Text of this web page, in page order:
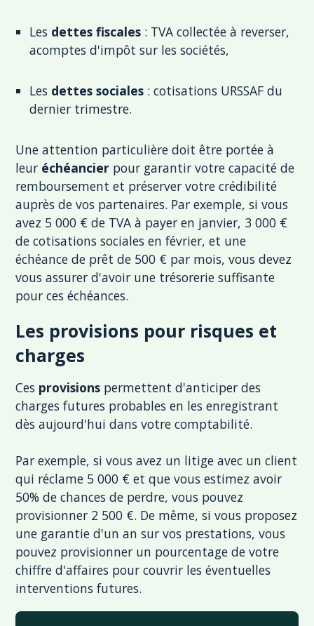
Les dettes fiscales : TVA collectée à reverser,
acomptes d'impôt sur les sociétés,
Les dettes sociales : cotisations URSSAF du
dernier trimestre.
Une attention particulière doit être portée à
leur échéancier pour garantir votre capacité de
remboursement et préserver votre crédibilité
auprès de vos partenaires. Par exemple, si vous
avez 5 000 € de TVA à payer en janvier, 3 000 €
de cotisations sociales en février, et une
échéance de prêt de 500 € par mois, vous devez
vous assurer d'avoir une trésorerie suffisante
pour ces échéances.
Les provisions pour risques et
charges
Ces provisions permettent d'anticiper des
charges futures probables en les enregistrant
dès aujourd'hui dans votre comptabilité.
Par exemple, si vous avez un litige avec un client
qui réclame 5 000 € et que vous estimez avoir
50% de chances de perdre, vous pouvez
provisionner 2 500 €. De même, si vous proposez
une garantie d'un an sur vos prestations, vous
pouvez provisionner un pourcentage de votre
chiffre d'affaires pour couvrir les éventuelles
interventions futures.